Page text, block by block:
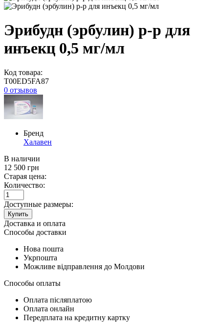
Эрибудн (эрбулин) р-р для
инъекц 0,5 мг/мл
Код товара:
T00ED5FA87
0 отзывов
Бренд
Халавен
В наличии
12 500 грн
Старая цена:
Количество:
Доступные размеры:
Купить
Доставка и оплата
Способы доставки
Нова пошта
Укрпошта
Можливе відправлення до Молдови
Способы оплаты
Оплата післяплатою
Оплата онлайн
Передплата на кредитну картку